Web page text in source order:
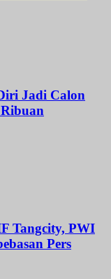
Jadi Calon
Tangcity, PWI
Pers